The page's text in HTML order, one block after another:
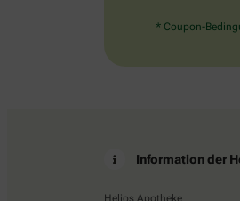
* Coupon-
Information der
Helios Apotheke